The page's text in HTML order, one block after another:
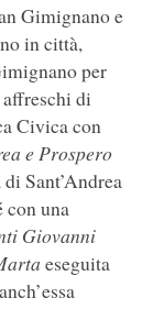
Gimignano e
in città,
per
di
Civica con
e Prospero
Sant’Andrea
con una
Giovanni
eseguita